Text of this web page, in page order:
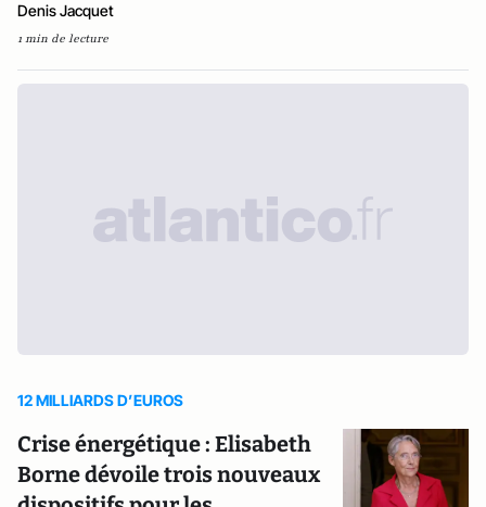
Denis Jacquet
1 min de lecture
12 MILLIARDS D’EUROS
Crise énergétique : Elisabeth
Borne dévoile trois nouveaux